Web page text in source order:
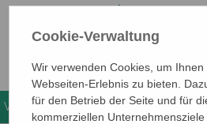
Neue
Präsenztagung der Region Südwest
Veranstaltungsdetails
Cookie-Verwaltung
Wir verwenden Cookies, um
Webseiten-Erlebnis zu bieten.
für den Betrieb der Seite und für
kommerziellen